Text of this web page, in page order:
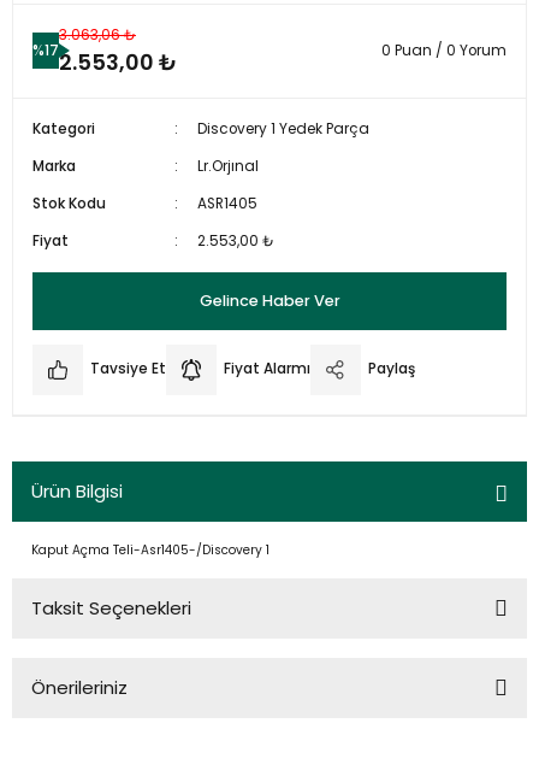
%17
3.063,06 ₺
2.553,00 ₺ 0 Puan / 0 Yorum
Kategori
Discovery 1 Yedek Parça
Marka
Lr.Orjınal
Stok Kodu
ASR1405
Fiyat
2.553,00 ₺
Gelince Haber Ver
Tavsiye Et Fiyat Alarmı Paylaş
Ürün Bilgisi
Kaput Açma Teli-Asr1405-/Discovery 1
Taksit Seçenekleri
Önerileriniz